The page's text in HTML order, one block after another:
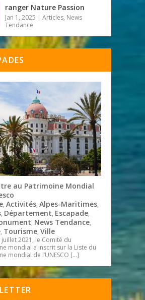
ranger Nature Passion
Jan 1, 2025 |Articles, News
Tendance
au Patrimoine Mondial
,Activités,Alpes-Maritimes,
, Département, Escapade,
, News Tendance,
, Tourisme,Ville
2021, le Comité du
mondial a inscrit sur la Liste du
mondial de l’UNESCO […]